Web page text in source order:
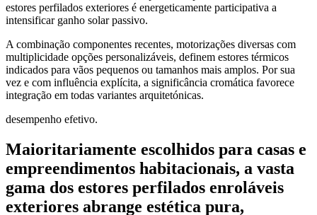
estores perfilados exteriores é energeticamente participativa a
intensificar ganho solar passivo.
A combinação componentes recentes, motorizações diversas com
multiplicidade opções personalizáveis, definem estores térmicos
indicados para vãos pequenos ou tamanhos mais amplos. Por sua
vez e com influência explícita, a significância cromática favorece
integração em todas variantes arquitetónicas.
desempenho efetivo.
Maioritariamente escolhidos para casas e
empreendimentos habitacionais, a vasta
gama dos estores perfilados enroláveis
exteriores abrange estética pura,